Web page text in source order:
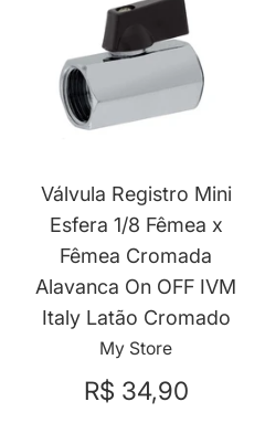
Válvula Registro Mini
Esfera 1/8 Fêmea x
Fêmea Cromada
Alavanca On OFF IVM
Italy Latão Cromado
My Store
R$ 34,90